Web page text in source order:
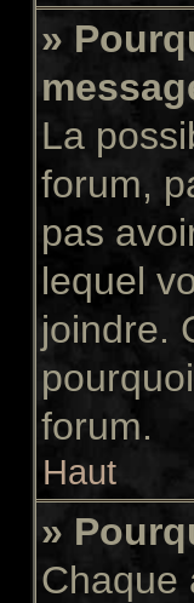
»
La
forum,
pas
lequel
joindre.
forum.
Haut
»
Chaque